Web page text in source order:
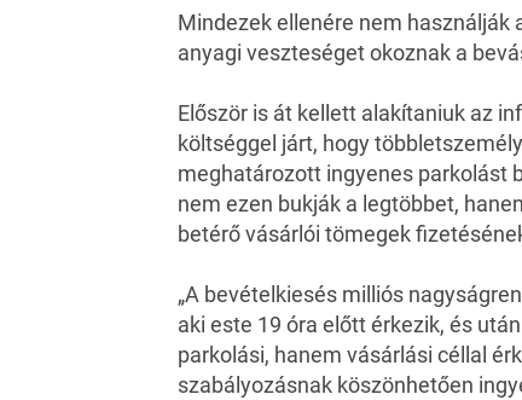
Mindezek ellenére nem használják
anyagi veszteséget okoznak a
Először is át kellett alakítaniuk az
költséggel járt, hogy
meghatározott ingyenes parkolást
nem ezen bukják a legtöbbet,
betérő vásárlói tömegek
„A bevételkiesés milliós
aki este 19 óra előtt érkezik, és
parkolási, hanem vásárlási céllal
szabályozásnak köszönhetően